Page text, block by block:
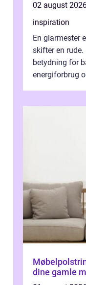
02 august
inspiration
En glarmester
skifter en
betydning for
energiforbrug
dine gamle